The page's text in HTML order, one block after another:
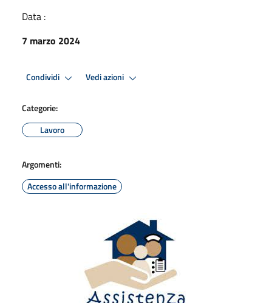
Data :
7 marzo 2024
Condividi Vedi azioni
Categorie:
Lavoro
Argomenti:
Accesso all'informazione